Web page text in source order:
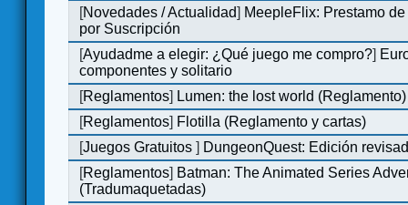
[Novedades / Actualidad] MeepleFlix: Prestamo
por Suscripción
[Ayudadme a elegir: ¿Qué juego me compro?]
componentes y solitario
[Reglamentos] Lumen: the lost world (Reglamento)
[Reglamentos] Flotilla (Reglamento y cartas)
[Juegos Gratuitos] DungeonQuest: Edición
[Reglamentos] Batman: The Animated Series
(Tradumaquetadas)